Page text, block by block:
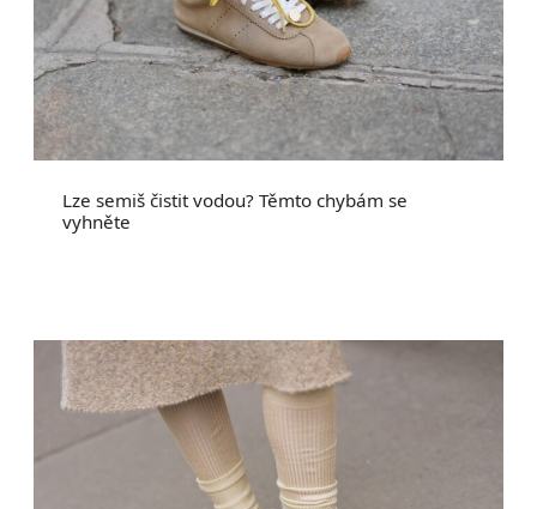
Lze semiš čistit vodou? Těmto chybám se
vyhněte